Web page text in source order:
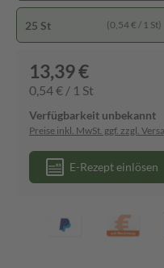
25 St (0,54 € / 1 St)
13,39 €
0,54 € / 1 St
Verfügbarkeit unbekannt
Preise inkl. MwSt. ggf. zzgl.
E-Rezept einlösen